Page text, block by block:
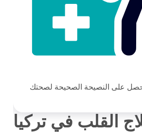
على النصيحة الصحيحة لصحتك
القلب في تركيا